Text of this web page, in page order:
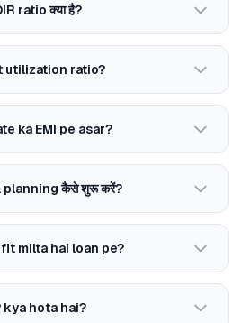
ratio क्या है?
utilization ratio?
ka EMI pe asar?
planning कैसे शुरू करें?
milta hai loan pe?
kya hota hai?